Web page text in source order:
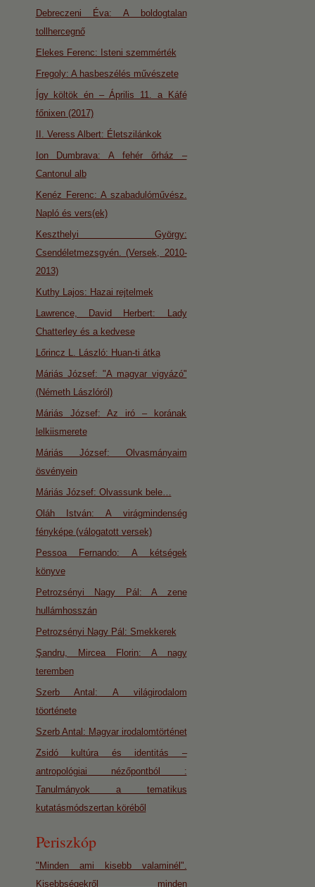
Debreczeni Éva: A boldogtalan
tollhercegnő
Elekes Ferenc: Isteni szemmérték
Fregoly: A hasbeszélés művészete
Így költök én – Április 11. a Káfé
főnixen (2017)
II. Veress Albert: Életszilánkok
Ion Dumbrava: A fehér őrház –
Cantonul alb
Kenéz Ferenc: A szabadulóművész.
Napló és vers(ek)
Keszthelyi György:
Csendéletmezsgyén. (Versek, 2010-
2013)
Kuthy Lajos: Hazai rejtelmek
Lawrence, David Herbert: Lady
Chatterley és a kedvese
Lőrincz L. László: Huan-ti átka
Máriás József: "A magyar vigyázó"
(Németh Lászlóról)
Máriás József: Az iró – korának
lelkiismerete
Máriás József: Olvasmányaim
ösvényein
Máriás József: Olvassunk bele…
Oláh István: A virágmindenség
fényképe (válogatott versek)
Pessoa Fernando: A kétségek
könyve
Petrozsényi Nagy Pál: A zene
hullámhosszán
Petrozsényi Nagy Pál: Smekkerek
Şandru, Mircea Florin: A nagy
teremben
Szerb Antal: A világirodalom
töorténete
Szerb Antal: Magyar irodalomtörténet
Zsidó kultúra és identitás –
antropológiai nézőpontból :
Tanulmányok a tematikus
kutatásmódszertan köréből
Periszkóp
"Minden ami kisebb valaminél".
Kisebbségekről minden